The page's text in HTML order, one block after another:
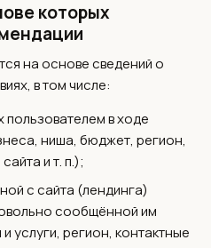
которых
на основе сведений о
в том числе:
в ходе
ниша, бюджет, регион,
и т. п.);
с сайта (лендинга)
сообщённой им
услуги, регион, контактные